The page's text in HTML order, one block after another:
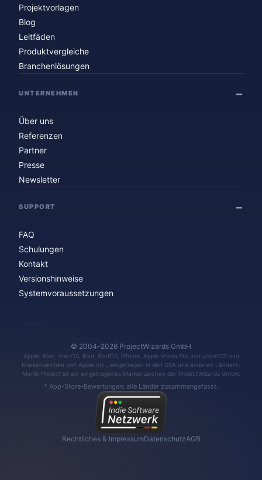
Projektvorlagen
Blog
Leitfäden
Produktvergleiche
Branchenlösungen
UNTERNEHMEN
Über uns
Referenzen
Partner
Presse
Newsletter
SUPPORT
FAQ
Schulungen
Kontakt
Versionshinweise
Systemvoraussetzungen
© 2004–2026 ProjectWizards GmbH
Apple, Mac, macOS, iPad, iPadOS, iPhone, Apple Vision Pro und visionOS sind
Markenzeichen von Apple Inc., eingetragen in den USA und anderen Ländern.
Merlin Project ist ein eingetragenes Markenzeichen der ProjectWizards GmbH.
* App-Store-Bewertungen: alle Länder zusammengefasst.
Rechtliches & ImpressumDatenschutzAGB